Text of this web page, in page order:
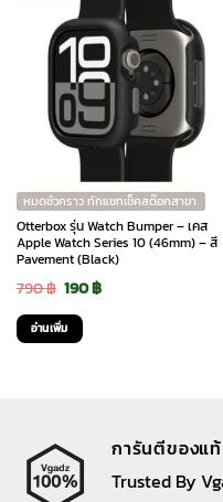
หมดชั่วคราว ทักแชทเช็คสต๊อกสาขา
Otterbox รุ่น Watch Bumper – เคส
Apple Watch Series 10 (46mm) – สี
Pavement (Black)
790฿ Original
price
was:
190฿Current
อ่านเพิ่ม
การันตีของแ
Trusted By